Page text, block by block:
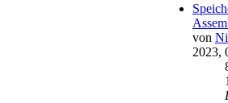
von
2023,